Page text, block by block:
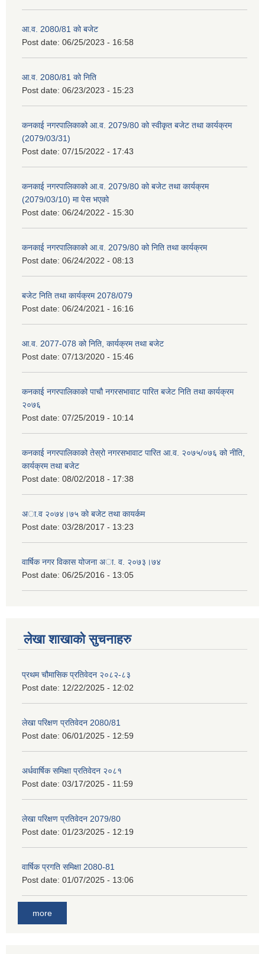
आ.व. 2080/81 को बजेट
Post date: 06/25/2023 - 16:58
आ.व. 2080/81 को निति
Post date: 06/23/2023 - 15:23
कनकाई नगरपालिकाको आ.व. 2079/80 को स्वीकृत बजेट तथा कार्यक्रम
(2079/03/31)
Post date: 07/15/2022 - 17:43
कनकाई नगरपालिकाको आ.व. 2079/80 को बजेट तथा कार्यक्रम
(2079/03/10) मा पेस भएको
Post date: 06/24/2022 - 15:30
कनकाई नगरपालिकाको आ.व. 2079/80 को निति तथा कार्यक्रम
Post date: 06/24/2022 - 08:13
बजेट निति तथा कार्यक्रम 2078/079
Post date: 06/24/2021 - 16:16
आ.व. 2077-078 को निति, कार्यक्रम तथा बजेट
Post date: 07/13/2020 - 15:46
कनकाई नगरपालिकाको पाचौ नगरसभावाट पारित बजेट निति तथा कार्यक्रम
२०७६
Post date: 07/25/2019 - 10:14
कनकाई नगरपालिकाको तेस्रो नगरसभावाट पारित आ.व. २०७५/०७६ को नीति,
कार्यक्रम तथा बजेट
Post date: 08/02/2018 - 17:38
अा.व २०७४।७५ काे बजेट तथा कायर्कम
Post date: 03/28/2017 - 13:23
वार्षिक नगर विकास योजना अा. व. २०७३।७४
Post date: 06/25/2016 - 13:05
लेखा शाखाको सुचनाहरु
प्रथम चौमासिक प्रतिवेदन २०८२-८३
Post date: 12/22/2025 - 12:02
लेखा परिक्षण प्रतिवेदन 2080/81
Post date: 06/01/2025 - 12:59
अर्धवार्षिक समिक्षा प्रतिवेदन २०८१
Post date: 03/17/2025 - 11:59
लेखा परिक्षण प्रतिवेदन 2079/80
Post date: 01/23/2025 - 12:19
वार्षिक प्रगति समिक्षा 2080-81
Post date: 01/07/2025 - 13:06
more